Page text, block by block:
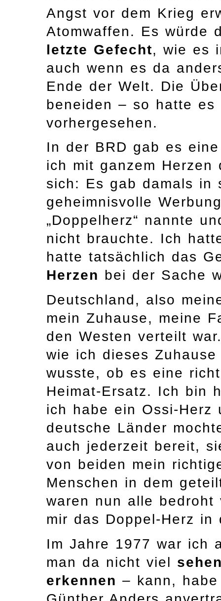
Angst vor dem Krieg
Atomwaffen. Es würde
letzte Gefecht, wie es
auch wenn es da
Ende der Welt. Die
beneiden – so hatte es
vorhergesehen.
In der BRD gab es
ich mit ganzem
sich: Es gab damals in
geheimnisvolle
„Doppelherz“ nannte
nicht brauchte. Ich
hatte tatsächlich das
Herzen bei der Sache
Deutschland, also
mein Zuhause, meine
den Westen verteilt
wie ich dieses
wusste, ob es eine
Heimat-Ersatz. Ich bin
ich habe ein Ossi-Herz
deutsche Länder
auch jederzeit bereit,
von beiden mein
Menschen in dem
waren nun alle bedroht
mir das Doppel-Herz in
Im Jahre 1977 war ich
man da nicht viel
erkennen – kann,